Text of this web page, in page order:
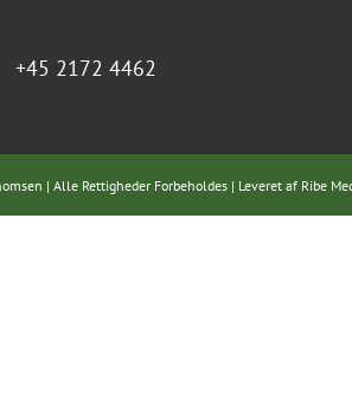
+45 2172 4462
| Alle Rettigheder Forbeholdes | Leveret af Ribe